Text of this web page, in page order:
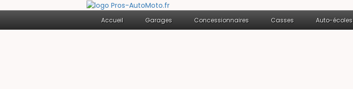
Accueil Garages Concessionnaires Casses Auto-écoles